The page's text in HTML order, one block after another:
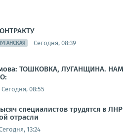
Сегодня, 08:39
ТОШКОВКА, ЛУГАНЩИНА. НАМ
Сегодня, 08:55
специалистов трудятся в ЛНР
отрасли
13:24